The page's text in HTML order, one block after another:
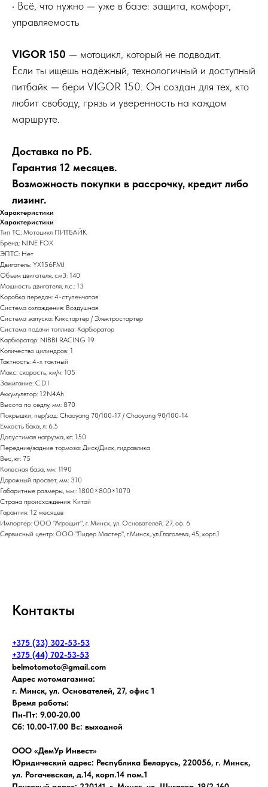
• Всё, что нужно — уже в базе: защита, комфорт,
управляемость
VIGOR 150 — мотоцикл, который не подводит.
Если ты ищешь надёжный, технологичный и доступный
питбайк — бери VIGOR 150. Он создан для тех, кто
любит свободу, грязь и уверенность на каждом
маршруте.
Доставка по РБ.
Гарантия 12 месяцев.
Возможность покупки в рассрочку, кредит либо
лизинг.
Характеристики
Характеристики
Тип ТС: Мотоцикл ПИТБАЙК
Бренд: NINE FOX
ЭПТС: Нет
Двигатель: YХ156FМJ
Объем двигателя, см3: 140
Мощность двигателя, л.с.: 13
Коробка передач: 4-ступенчатая
Система охлаждения: Воздушная
Система запуска: Кикстартер / Электростартер
Система подачи топлива: Карбюратор
Карбюратор: NIBBI RACING 19
Количество цилиндров: 1
Тактность: 4-x тактный
Макс. скорость, км/ч: 105
Зажигание: C.D.I
Аккумулятор: 12N4Ah
Высота по седлу, мм: 870
Покрышки, пер/зад: Chaoyang 70/100-17 / Chaoyang 90/100-14
Емкость бака, л: 6.5
Допустимая нагрузка, кг: 150
Передние/задние тормоза: Диск/Диск, гидравлика
Вес, кг: 75
Колесная база, мм: 1190
Дорожный просвет, мм: 310
Габаритные размеры, мм:: 1800×800×1070
Страна происхождения: Китай
Гарантия: 12 месяцев
Импортер: ООО "Агрощит", г. Минск, ул. Основателей, 27, оф. 6
Сервисный центр: ООО "Лидер Мастер", г.Минск, ул.Глаголева, 45, корп.1
Контакты
+375 (33) 302-53-53
+375 (44) 702-53-53
belmotomoto@gmail.com
Адрес мотомагазина:
г. Минск, ул. Основателей, 27, офис 1
Время работы:
Пн-Пт: 9.00-20.00
Сб: 10.00-17.00 Вс: выходной
ООО «ДемУр Инвест»
Юридический адрес: Республика Беларусь, 220056, г. Минск,
ул. Рогачевская, д.14, корп.14 пом.1